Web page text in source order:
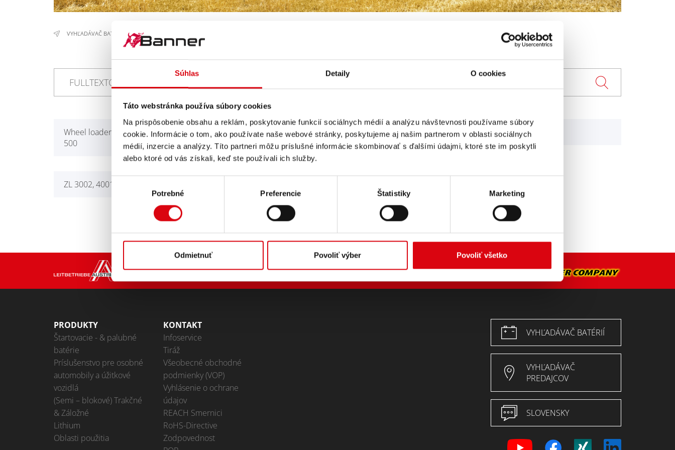
Súhlas Detaily O cookies
Táto webstránka používa súbory cookies
Na prispôsobenie obsahu a reklám, poskytovanie funkcií sociálnych médií a analýzu návštevnosti používame súbory
cookie. Informácie o tom, ako používate naše webové stránky, poskytujeme aj našim partnerom v oblasti sociálnych
médií, inzercie a analýzy. Títo partneri môžu príslušné informácie skombinovať s ďalšími údajmi, ktoré ste im poskytli
alebo ktoré od vás získali, keď ste používali ich služby.
Výber
Potrebné Preferencie Štatistiky Marketing
Odmietnuť Povoliť výber Povoliť všetko
VYHĽADÁVAČ BATÉRIÍ / STAVEBNÉ A POĽNOHOSPODÁRSKE STROJE
Wheel loaders WT2, WTL, ZL
500
ZL 1000, 1001 ZL 1801, 2000, 2002 ZL 300
ZL 3002, 4001, 4002, 5001F
PRODUKTY
Štartovacie - & palubné
batérie
Príslušenstvo pre osobné
automobily a úžitkové
vozidlá
(Semi – blokové) Trakčné
& Záložné
Lithium
Oblasti použitia
KONTAKT
Infoservice
Tiráž
Všeobecné obchodné
podmienky (VOP)
Vyhlásenie o ochrane
údajov
REACH Smernici
RoHS-Directive
Zodpovednost
VYHĽADÁVAČ BATÉRIÍ
VYHĽADÁVAČ
PREDAJCOV
SLOVENSKY